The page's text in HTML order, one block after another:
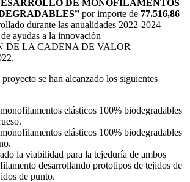
DE MONOFILAMENTOS
por importe de 77.516,86
durante las anualidades 2022-2024
ayudas a la innovación
DE LA CADENA DE VALOR
se han alcanzado los siguientes
elásticos 100% biodegradables
elásticos 100% biodegradables
la viabilidad para la tejeduría de ambos
desarrollando prototipos de tejidos de
de punto.